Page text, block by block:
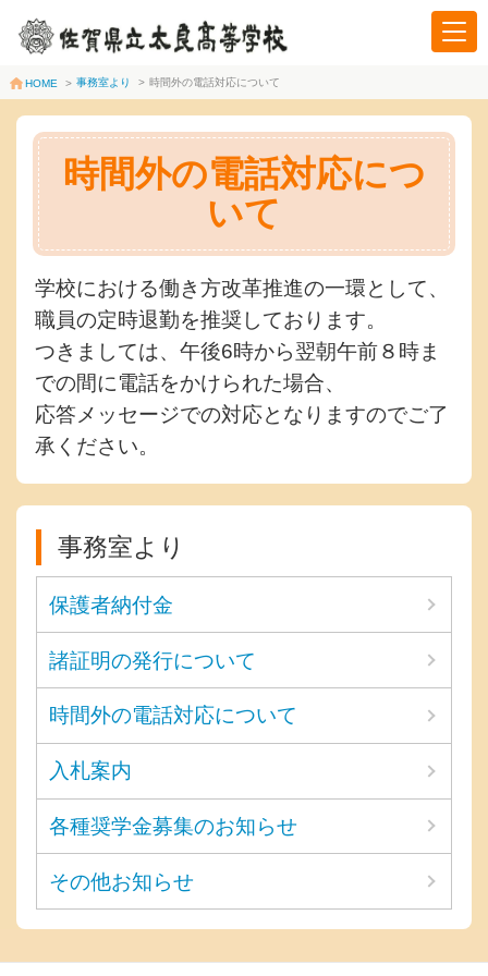
HOME > 事務室より > 時間外の電話対応について
時間外の電話対応につ
いて
学校における働き方改革推進の一環として、
職員の定時退勤を推奨しております。
つきましては、午後6時から翌朝午前８時ま
での間に電話をかけられた場合、
応答メッセージでの対応となりますのでご了
承ください。
事務室より
保護者納付金
諸証明の発行について
時間外の電話対応について
入札案内
各種奨学金募集のお知らせ
その他お知らせ